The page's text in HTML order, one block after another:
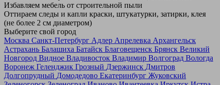
Избавляем мебель от строительной пыли
Оттираем следы и капли краски, штукатурки, затирки, клея
(не более 2 см диаметром)
Выберите свой город
Москва Санкт-Петербург Адлер Апрелевка Архангельск
Астрахань Балашиха Батайск Благовещенск Брянск Великий
Новгород Видное Владивосток Владимир Волгоград Вологда
Воронеж Геленджик Грозный Дзержинск Дмитров
Долгопрудный Домодедово Екатеринбург Жуковский